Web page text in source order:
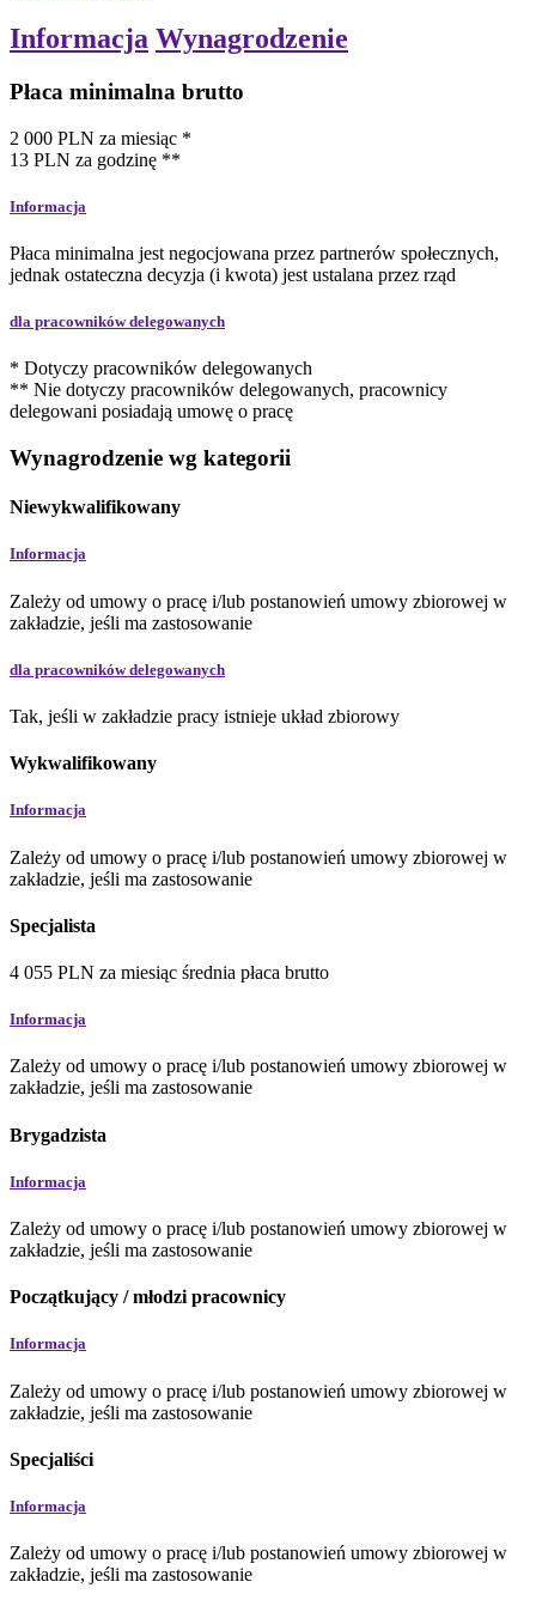
Informacja Wynagrodzenie
Płaca minimalna brutto
2 000 PLN za miesiąc *
13 PLN za godzinę **
Informacja
Płaca minimalna jest negocjowana przez partnerów społecznych,
jednak ostateczna decyzja (i kwota) jest ustalana przez rząd
dla pracowników delegowanych
* Dotyczy pracowników delegowanych
** Nie dotyczy pracowników delegowanych, pracownicy
delegowani posiadają umowę o pracę
Wynagrodzenie wg kategorii
Niewykwalifikowany
Informacja
Zależy od umowy o pracę i/lub postanowień umowy zbiorowej w
zakładzie, jeśli ma zastosowanie
dla pracowników delegowanych
Tak, jeśli w zakładzie pracy istnieje układ zbiorowy
Wykwalifikowany
Informacja
Zależy od umowy o pracę i/lub postanowień umowy zbiorowej w
zakładzie, jeśli ma zastosowanie
Specjalista
4 055 PLN za miesiąc średnia płaca brutto
Informacja
Zależy od umowy o pracę i/lub postanowień umowy zbiorowej w
zakładzie, jeśli ma zastosowanie
Brygadzista
Informacja
Zależy od umowy o pracę i/lub postanowień umowy zbiorowej w
zakładzie, jeśli ma zastosowanie
Początkujący / młodzi pracownicy
Informacja
Zależy od umowy o pracę i/lub postanowień umowy zbiorowej w
zakładzie, jeśli ma zastosowanie
Specjaliści
Informacja
Zależy od umowy o pracę i/lub postanowień umowy zbiorowej w
zakładzie, jeśli ma zastosowanie